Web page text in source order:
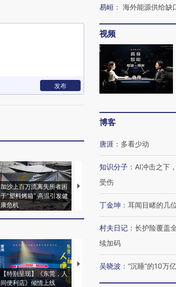
发布
加沙上百万流离失所者困
于“塑料烤箱” 高温引发健
康危机
视线｜HYROX的吸金
术：是什么让中产们甘
心“花钱找虐”？
粒摇
毒品
【特别呈现】《东莞，人
间便利店》倾情上线
【推广】走进第四届链博
有意
易峘 ： 海外能源供给缺
视频
博客
唐涯 ： 多看少动
知识分子 ： AI冲击之下
受伤
丁金坤 ： 耳闻目睹的几
村夫日记 ： 长护险覆盖
续加码
吴晓波 ： “沉睡”的10万